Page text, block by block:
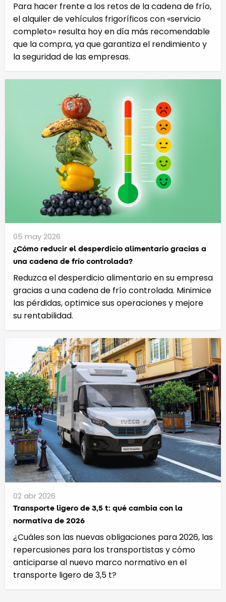
Para hacer frente a los retos de la cadena de frío,
el alquiler de vehículos frigoríficos con «servicio
completo» resulta hoy en día más recomendable
que la compra, ya que garantiza el rendimiento y
la seguridad de las empresas.
05 may 2026
¿Cómo reducir el desperdicio alimentario gracias a
una cadena de frío controlada?
Reduzca el desperdicio alimentario en su empresa
gracias a una cadena de frío controlada. Minimice
las pérdidas, optimice sus operaciones y mejore
su rentabilidad.
02 abr 2026
Transporte ligero de 3,5 t: qué cambia con la
normativa de 2026
¿Cuáles son las nuevas obligaciones para 2026, las
repercusiones para los transportistas y cómo
anticiparse al nuevo marco normativo en el
transporte ligero de 3,5 t?